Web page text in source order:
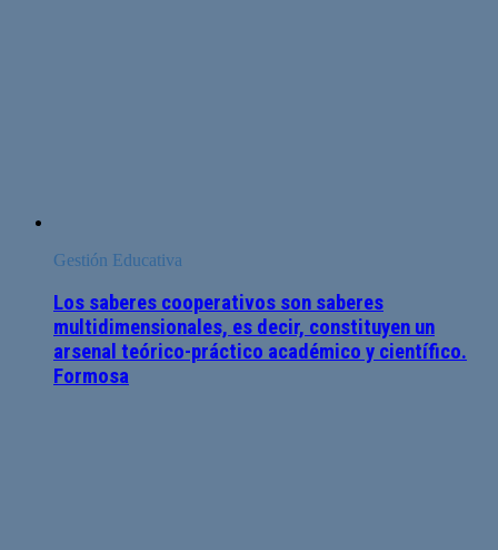
Gestión Educativa
Los saberes cooperativos son saberes
multidimensionales, es decir, constituyen un
arsenal teórico-práctico académico y científico.
Formosa